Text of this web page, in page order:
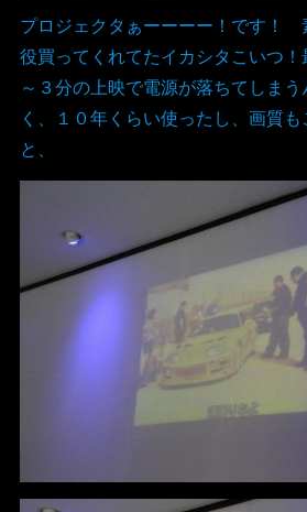
プロジェクタぁーーーー！です！
役買ってくれてたイカシタこいつ！
～３分の上映で電源が落ちてしま
く、１０年くらい使ったし、画質も
と、